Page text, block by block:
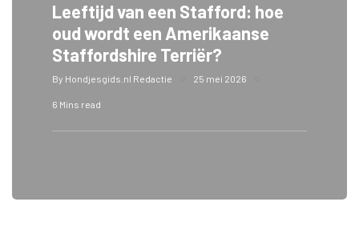
Leeftijd van een Stafford: hoe
oud wordt een Amerikaanse
Staffordshire Terriër?
By Hondjesgids.nl Redactie 25 mei 2026
6 Mins read